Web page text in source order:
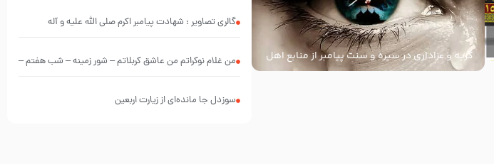
گریه و عزاداری در سیره و سنت پیامبر از منابع اهل
سنت
گالری تصاویر : شهادت پیامبر اکرم صلی الله علیه و آله
من غلام نوکراتم من عاشق کربلاتم – شور زمینه – شب هفتم –
سوزدل جا مانده‌ای از زیارت اربعین